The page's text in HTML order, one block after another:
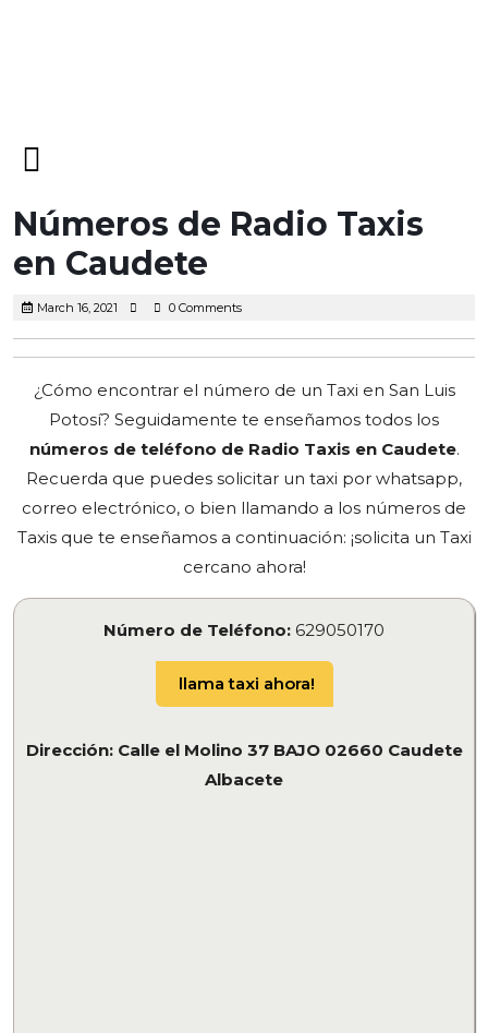
Menu
Números de Radio Taxis
en Caudete
March 16, 2021 March
2021
0 Comments
¿Cómo encontrar el número de un Taxi en San Luis
Potosí? Seguidamente te enseñamos todos los
números de teléfono de Radio Taxis en Caudete.
Recuerda que puedes solicitar un taxi por whatsapp,
correo electrónico, o bien llamando a los números de
Taxis que te enseñamos a continuación: ¡solicita un Taxi
cercano ahora!
Número de Teléfono: 629050170
llama taxi ahora!
Dirección: Calle el Molino 37 BAJO 02660 Caudete
Albacete